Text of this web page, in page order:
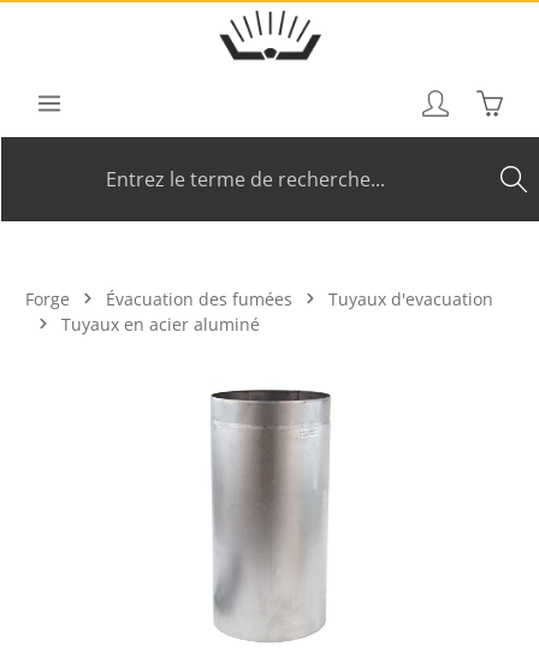
Passer au contenu principal
Le
Forge Évacuation des fumées
Tuyaux d'evacuation
Tuyaux en acier aluminé
Ignorer la galerie d'images